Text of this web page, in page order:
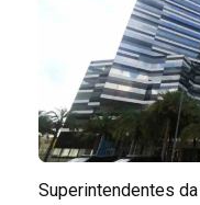
Superintendentes